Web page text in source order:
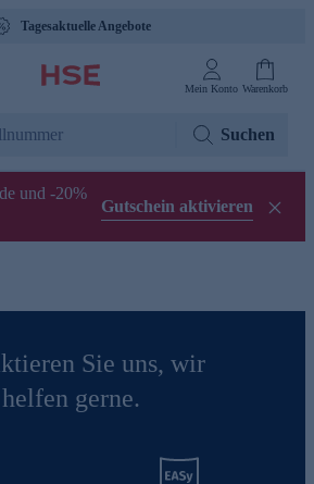
Tagesaktuelle Angebote
Mein Konto Warenkorb
Suchen
und -20%
Gutschein aktivieren
Sie uns, wir
helfen gerne.